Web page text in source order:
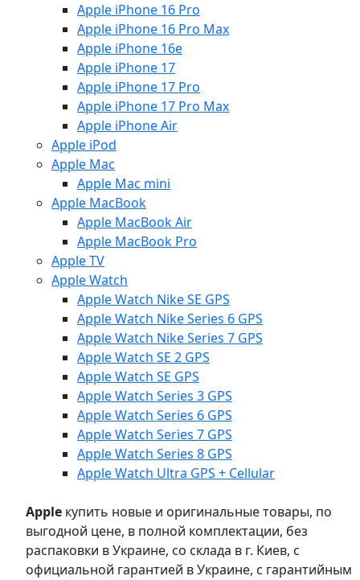
Apple iPhone 16 Pro
Apple iPhone 16 Pro Max
Apple iPhone 16e
Apple iPhone 17
Apple iPhone 17 Pro
Apple iPhone 17 Pro Max
Apple iPhone Air
Apple iPod
Apple Mac
Apple Mac mini
Apple MacBook
Apple MacBook Air
Apple MacBook Pro
Apple TV
Apple Watch
Apple Watch Nike SE GPS
Apple Watch Nike Series 6 GPS
Apple Watch Nike Series 7 GPS
Apple Watch SE 2 GPS
Apple Watch SE GPS
Apple Watch Series 3 GPS
Apple Watch Series 6 GPS
Apple Watch Series 7 GPS
Apple Watch Series 8 GPS
Apple Watch Ultra GPS + Cellular
Apple купить новые и оригинальные товары, по
выгодной цене, в полной комплектации, без
распаковки в Украине, со склада в г. Киев, с
официальной гарантией в Украине, с гарантийным